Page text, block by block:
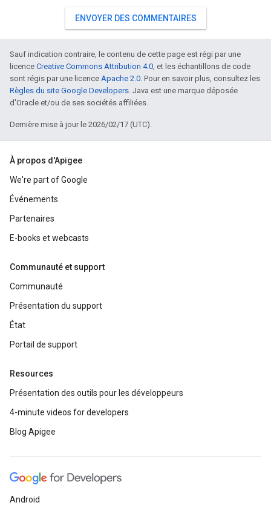
ENVOYER DES COMMENTAIRES
Sauf indication contraire, le contenu de cette page est régi par une
licence Creative Commons Attribution 4.0, et les échantillons de code
sont régis par une licence Apache 2.0. Pour en savoir plus, consultez les
Règles du site Google Developers. Java est une marque déposée
d'Oracle et/ou de ses sociétés affiliées.
Dernière mise à jour le 2026/02/17 (UTC).
À propos d'Apigee
We're part of Google
Événements
Partenaires
E-books et webcasts
Communauté et support
Communauté
Présentation du support
État
Portail de support
Resources
Présentation des outils pour les développeurs
4-minute videos for developers
Blog Apigee
Android